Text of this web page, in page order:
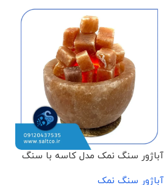
آباژور سنگ نمک مدل کاسه با سنگ
آباژور سنگ نمک